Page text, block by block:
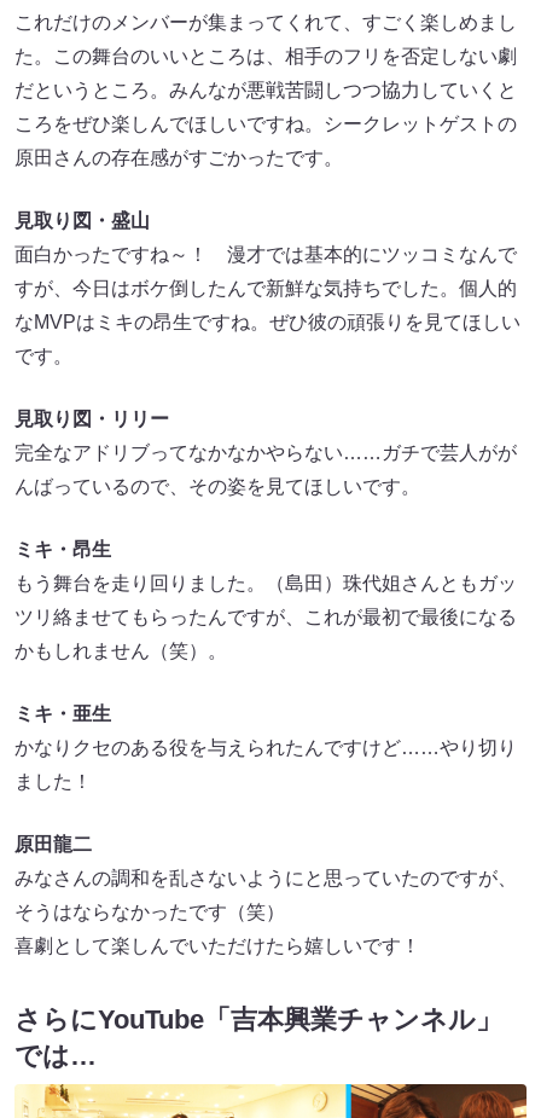
これだけのメンバーが集まってくれて、すごく楽しめまし
た。この舞台のいいところは、相手のフリを否定しない劇
だというところ。みんなが悪戦苦闘しつつ協力していくと
ころをぜひ楽しんでほしいですね。シークレットゲストの
原田さんの存在感がすごかったです。
見取り図・盛山
面白かったですね～！ 漫才では基本的にツッコミなんで
すが、今日はボケ倒したんで新鮮な気持ちでした。個人的
なMVPはミキの昂生ですね。ぜひ彼の頑張りを見てほしい
です。
見取り図・リリー
完全なアドリブってなかなかやらない……ガチで芸人がが
んばっているので、その姿を見てほしいです。
ミキ・昂生
もう舞台を走り回りました。（島田）珠代姐さんともガッ
ツリ絡ませてもらったんですが、これが最初で最後になる
かもしれません（笑）。
ミキ・亜生
かなりクセのある役を与えられたんですけど……やり切り
ました！
原田龍二
みなさんの調和を乱さないようにと思っていたのですが、
そうはならなかったです（笑）
喜劇として楽しんでいただけたら嬉しいです！
さらにYouTube「吉本興業チャンネル」
では…